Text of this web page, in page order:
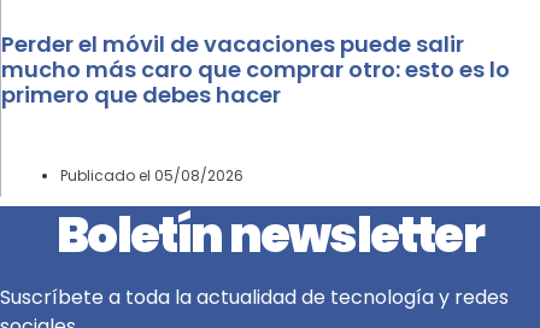
Perder el móvil de vacaciones puede salir
mucho más caro que comprar otro: esto es lo
primero que debes hacer
Publicado el 05/08/2026
Boletín newsletter
Suscríbete a toda la actualidad de tecnología y redes